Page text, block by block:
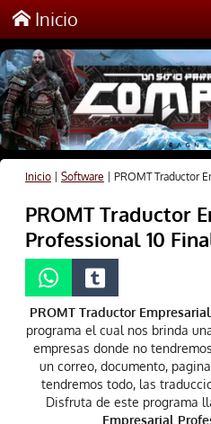
Inicio
Inicio| Software PROMT Traductor
PROMT Traductor
Professional 10
PROMT Traductor
programa el cual nos brinda
empresas donde no
un correo, documento,
tendremos todo, las
Disfruta de este programa
Empresarial